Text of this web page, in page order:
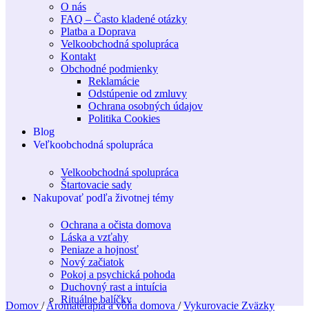
O nás
FAQ – Často kladené otázky
Platba a Doprava
Velkoobchodná spolupráca
Kontakt
Obchodné podmienky
Reklamácie
Odstúpenie od zmluvy
Ochrana osobných údajov
Politika Cookies
Blog
Veľkoobchodná spolupráca
Velkoobchodná spolupráca
Štartovacie sady
Nakupovať podľa životnej témy
Ochrana a očista domova
Láska a vzťahy
Peniaze a hojnosť
Nový začiatok
Pokoj a psychická pohoda
Duchovný rast a intuícia
Rituálne balíčky
Domov / Aromaterapia a vôňa domova / Vykurovacie Zväzky